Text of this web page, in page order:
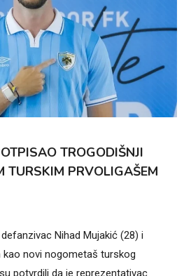
TROGODIŠNJI
TURSKIM PRVOLIGAŠEM
Nihad Mujakić (28) i
novi nogometaš turskog
potvrdili da je reprezentativac